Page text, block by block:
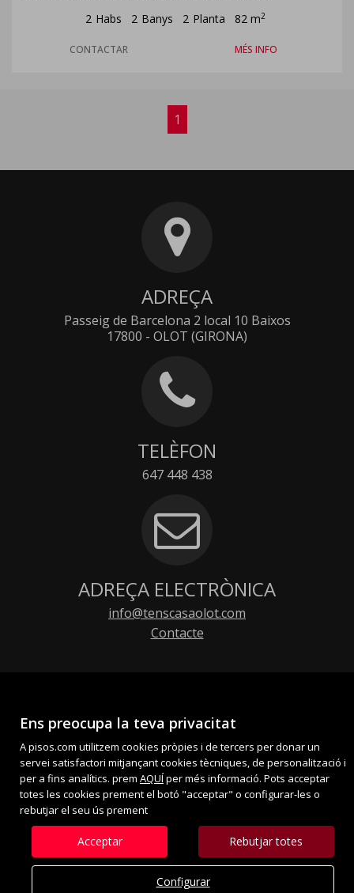
Ens preocupa la teva privacitat
A pisos.com utilitzem cookies pròpies i de tercers per donar un
servei satisfactori mitjançant cookies tècniques, de personalització i
per a fins analítics. prem AQUÍper més informació. Pots acceptar
totes les cookies prement el botó "acceptar" o configurar-les o
rebutjar el seu ús prement
Acceptar Rebutjar totes
Configurar
2 Habs 2 Banys 2 Planta 82 m2
CONTACTAR MÉS INFO
1
ADREÇA
Passeig de Barcelona 2 local 10 Baixos
17800 - OLOT (GIRONA)
TELÈFON
647 448 438
ADREÇA ELECTRÒNICA
info@tenscasaolot.com
Contacte